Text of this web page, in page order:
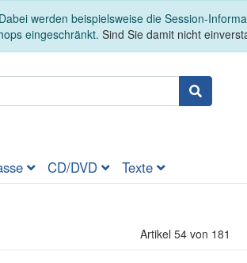
werden beispielsweise die Session-
eingeschränkt. Sind Sie damit nicht
CD/DVD Texte
Artikel 54 von 181